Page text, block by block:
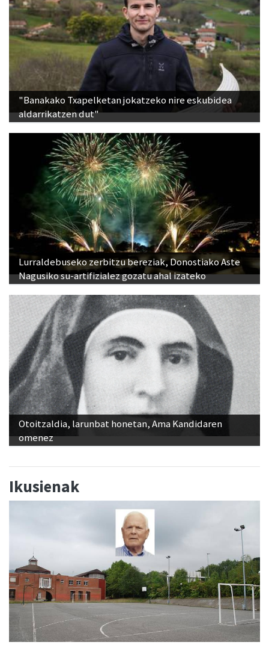
"Banakako Txapelketan jokatzeko nire eskubidea
aldarrikatzen dut"
Lurraldebuseko zerbitzu bereziak, Donostiako Aste
Nagusiko su-artifizialez gozatu ahal izateko
Otoitzaldia, larunbat honetan, Ama Kandidaren
omenez
Ikusienak